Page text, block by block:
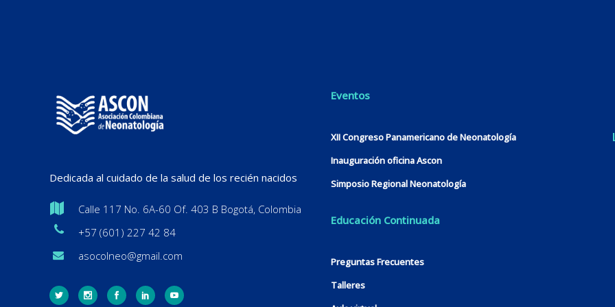
Dedicada al cuidado de la salud de los recién nacidos
Calle 117 No. 6A-60 Of. 403 B Bogotá, Colombia
+57 (601) 227 42 84
asocolneo@gmail.com
Eventos
XII Congreso Panamericano de Neonatología
Inauguración oficina Ascon
Simposio Regional Neonatología
Educación Continuada
Preguntas Frecuentes
Talleres